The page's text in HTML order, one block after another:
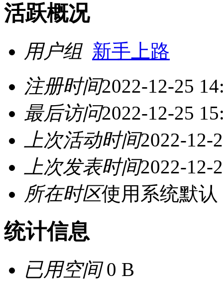
活跃概况
用户组 新手上路
注册时间2022-12-25
最后访问2022-12-25
上次活动时间2022-12-
上次发表时间2022-12-
所在时区使用系统默认
统计信息
已用空间0 B